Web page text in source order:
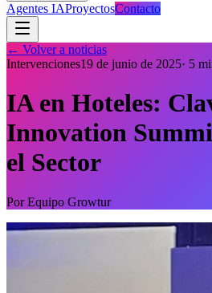
Agentes IAProyectosContacto
← Volver a noticias
Intervenciones19 de junio de 2025· 5
IA en Hoteles:
Innovation
el Sector
PorEquipo Growtur